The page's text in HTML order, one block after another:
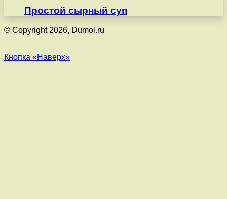
Простой сырный суп
© Copyright 2026, Dumol.ru
Кнопка «Наверх»